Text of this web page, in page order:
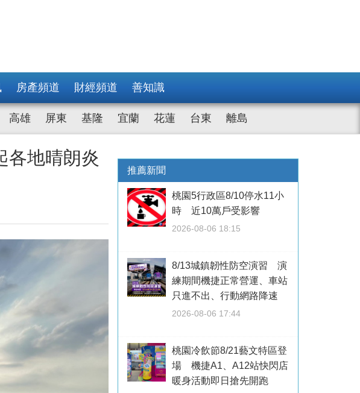
房產頻道 財經頻道 善知識
高雄 屏東 基隆 宜蘭 花蓮 台東 離島
地晴朗炎
推薦新聞
桃園5行政區8/10停水11小
時 近10萬戶受影響
2026-08-06 18:15
8/13城鎮韌性防空演習 演
練期間機捷正常營運、車站
只進不出、行動網路降速
2026-08-06 17:44
桃園冷飲節8/21藝文特區登
場 機捷A1、A12站快閃店
暖身活動即日搶先開跑